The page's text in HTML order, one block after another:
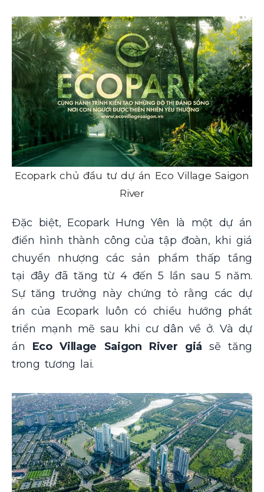
Ecopark chủ đầu tư dự án Eco Village Saigon
River
Đặc biệt, Ecopark Hưng Yên là một dự án
điển hình thành công của tập đoàn, khi giá
chuyển nhượng các sản phẩm thấp tầng
tại đây đã tăng từ 4 đến 5 lần sau 5 năm.
Sự tăng trưởng này chứng tỏ rằng các dự
án của Ecopark luôn có chiều hướng phát
triển mạnh mẽ sau khi cư dân về ở. Và dự
án Eco Village Saigon River giá sẽ tăng
trong tương lai.